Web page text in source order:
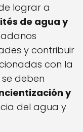
lograr a
de agua y
y contribuir
con la
deben
y
del agua y